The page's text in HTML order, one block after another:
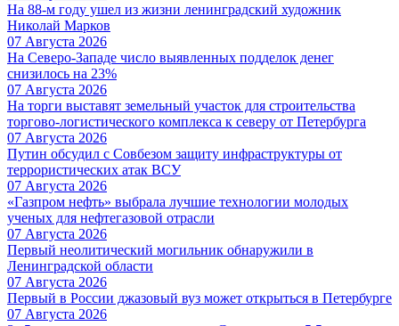
На 88-м году ушел из жизни ленинградский художник
Николай Марков
07 Августа 2026
На Северо-Западе число выявленных подделок денег
снизилось на 23%
07 Августа 2026
На торги выставят земельный участок для строительства
торгово-логистического комплекса к северу от Петербурга
07 Августа 2026
Путин обсудил с Совбезом защиту инфраструктуры от
террористических атак ВСУ
07 Августа 2026
«Газпром нефть» выбрала лучшие технологии молодых
ученых для нефтегазовой отрасли
07 Августа 2026
Первый неолитический могильник обнаружили в
Ленинградской области
07 Августа 2026
Первый в России джазовый вуз может открыться в Петербурге
07 Августа 2026